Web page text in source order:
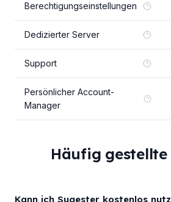
Berechtigungseinstellungen
Dedizierter Server
Support
Persönlicher Account-
Manager
Häufig gestellte
Kann ich Sugester kostenlos